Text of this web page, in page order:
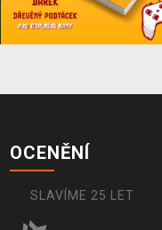
OCENĚNÍ
SLAVÍME 25 LET